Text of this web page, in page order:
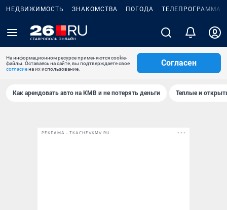
НЕДВИЖИМОСТЬ ЗНАКОМСТВА ПОГОДА ТЕЛЕПРОГРАММА
На информационном ресурсе применяются cookie-
файлы. Оставаясь на сайте, вы подтверждаете свое
согласиена их использование.
Согласен
Как арендовать авто на КМВ и не потерять деньги Теплые и
РЕКЛАМА • TKACHEVKMV.RU